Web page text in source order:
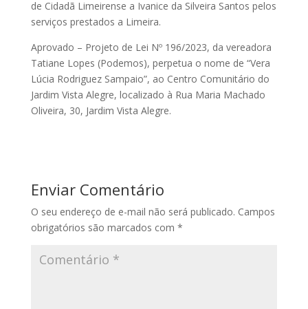
de Cidadã Limeirense a Ivanice da Silveira Santos pelos
serviços prestados a Limeira.
Aprovado – Projeto de Lei Nº 196/2023, da vereadora
Tatiane Lopes (Podemos), perpetua o nome de “Vera
Lúcia Rodriguez Sampaio”, ao Centro Comunitário do
Jardim Vista Alegre, localizado à Rua Maria Machado
Oliveira, 30, Jardim Vista Alegre.
Enviar Comentário
O seu endereço de e-mail não será publicado. Campos
obrigatórios são marcados com *